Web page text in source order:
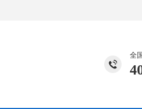
全